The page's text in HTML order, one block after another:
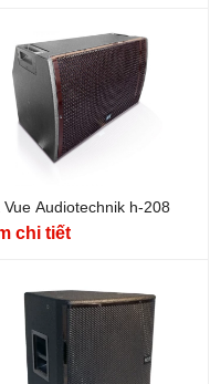
Vue Audiotechnik h-208
chi tiết